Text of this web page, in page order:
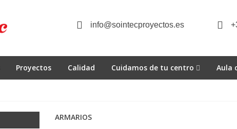
info@sointecproyectos.es
Proyectos Calidad Cuidamos de tu centro Aula
ARMARIOS